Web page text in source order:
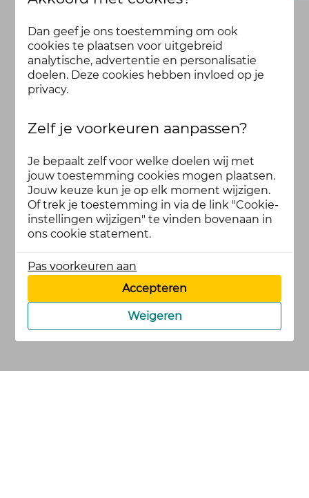
Dan geef je ons toestemming om ook
cookies te plaatsen voor uitgebreid
analytische, advertentie en personalisatie
doelen. Deze cookies hebben invloed op je
privacy.
Zelf je voorkeuren aanpassen?
Je bepaalt zelf voor welke doelen wij met
jouw toestemming cookies mogen plaatsen.
Jouw keuze kun je op elk moment wijzigen.
Of trek je toestemming in via de link "Cookie-
instellingen wijzigen" te vinden bovenaan in
ons cookie statement.
Pas voorkeuren aan
Accepteren
Weigeren